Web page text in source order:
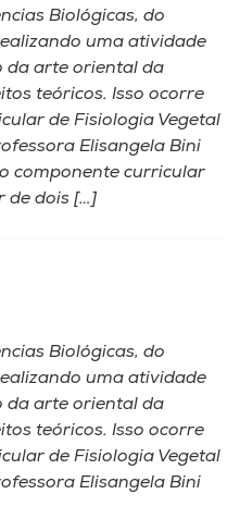
Biológicas, do
uma atividade
da arte oriental da
teóricos. Isso ocorre
de Fisiologia Vegetal
Elisangela Bini
componente curricular
de dois […]
Biológicas, do
uma atividade
da arte oriental da
teóricos. Isso ocorre
de Fisiologia Vegetal
Elisangela Bini